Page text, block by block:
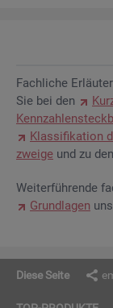
Fach­li­che
Sie bei den
Klas­si­fi­ka­ti­on
zwei­ge und zu den
Wei­ter­füh­ren­de
Grund­la­gen
Diese Seite